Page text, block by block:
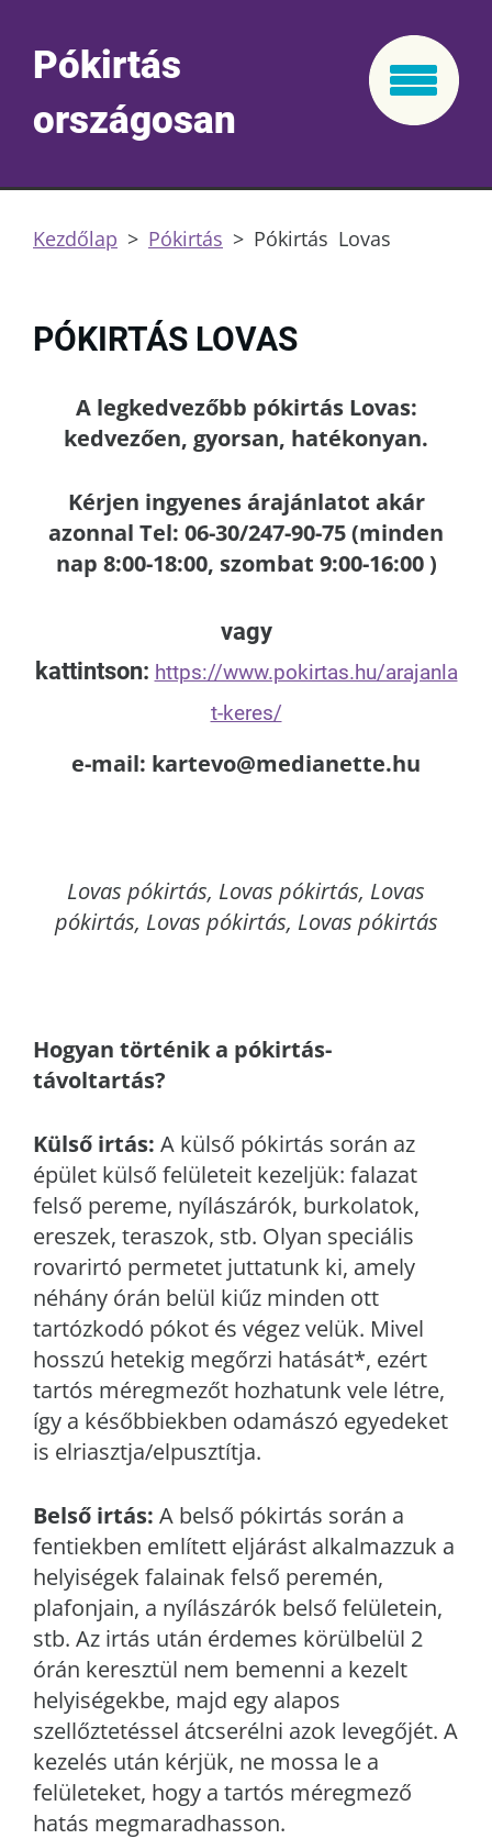
Pókirtás
országosan
Kezdőlap > Pókirtás > Pókirtás Lovas
PÓKIRTÁS LOVAS
A legkedvezőbb pókirtás Lovas:
kedvezően, gyorsan, hatékonyan.
Kérjen ingyenes árajánlatot akár
azonnal Tel: 06-30/247-90-75 (minden
nap 8:00-18:00, szombat 9:00-16:00 )
vagy
kattintson: https://www.pokirtas.hu/arajanla
t-keres/
e-mail: kartevo@medianette.hu
Lovas pókirtás, Lovas pókirtás, Lovas
pókirtás, Lovas pókirtás, Lovas pókirtás
Hogyan történik a pókirtás-
távoltartás?
Külső irtás: A külső pókirtás során az
épület külső felületeit kezeljük: falazat
felső pereme, nyílászárók, burkolatok,
ereszek, teraszok, stb. Olyan speciális
rovarirtó permetet juttatunk ki, amely
néhány órán belül kiűz minden ott
tartózkodó pókot és végez velük. Mivel
hosszú hetekig megőrzi hatását*, ezért
tartós méregmezőt hozhatunk vele létre,
így a későbbiekben odamászó egyedeket
is elriasztja/elpusztítja.
Belső irtás: A belső pókirtás során a
fentiekben említett eljárást alkalmazzuk a
helyiségek falainak felső peremén,
plafonjain, a nyílászárók belső felületein,
stb. Az irtás után érdemes körülbelül 2
órán keresztül nem bemenni a kezelt
helyiségekbe, majd egy alapos
szellőztetéssel átcserélni azok levegőjét. A
kezelés után kérjük, ne mossa le a
felületeket, hogy a tartós méregmező
hatás megmaradhasson.